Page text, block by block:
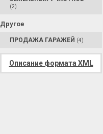
(2)
Другое
ПРОДАЖА ГАРАЖЕЙ (4)
Описание формата XML